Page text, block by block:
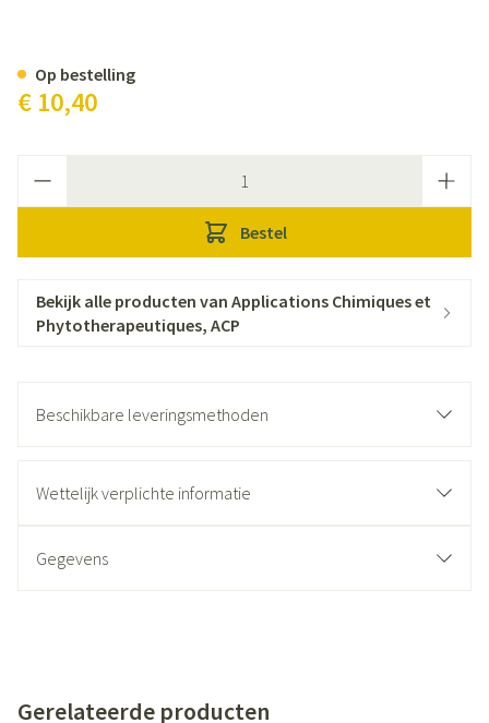
€ 10,40
Bestel
Op bestelling
Bekijk alle producten van Applications Chimiques et
Phytotherapeutiques, ACP
Beschikbare leveringsmethoden
Wettelijk verplichte informatie
Gegevens
Gerelateerde producten